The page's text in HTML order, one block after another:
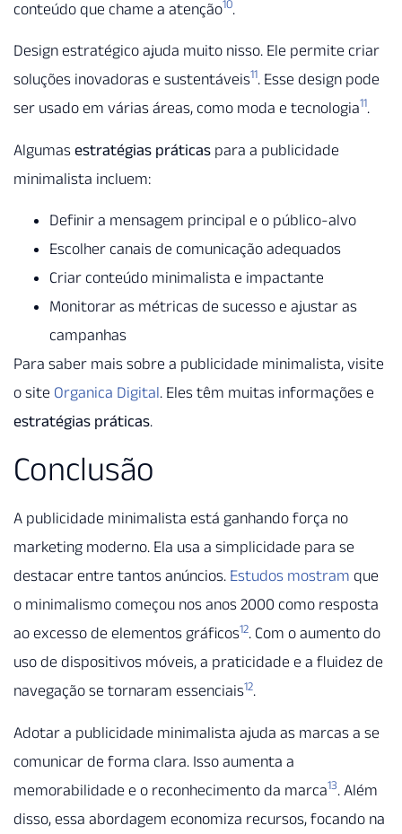
conteúdo que chame a atenção10.
Design estratégico ajuda muito nisso. Ele permite criar
soluções inovadoras e sustentáveis11. Esse design pode
ser usado em várias áreas, como moda e tecnologia11.
Algumas estratégias práticas para a publicidade
minimalista incluem:
Definir a mensagem principal e o público-alvo
Escolher canais de comunicação adequados
Criar conteúdo minimalista e impactante
Monitorar as métricas de sucesso e ajustar as
campanhas
Para saber mais sobre a publicidade minimalista, visite
o site Organica Digital. Eles têm muitas informações e
estratégias práticas.
Conclusão
A publicidade minimalista está ganhando força no
marketing moderno. Ela usa a simplicidade para se
destacar entre tantos anúncios. Estudos mostram que
o minimalismo começou nos anos 2000 como resposta
ao excesso de elementos gráficos12. Com o aumento do
uso de dispositivos móveis, a praticidade e a fluidez de
navegação se tornaram essenciais12.
Adotar a publicidade minimalista ajuda as marcas a se
comunicar de forma clara. Isso aumenta a
memorabilidade e o reconhecimento da marca13. Além
disso, essa abordagem economiza recursos, focando na